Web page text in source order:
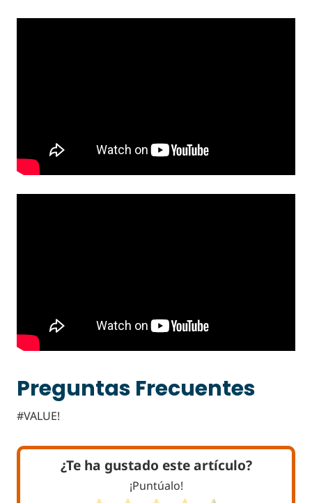
Preguntas Frecuentes
#VALUE!
¿Te ha gustado este artículo?
¡Puntúalo!